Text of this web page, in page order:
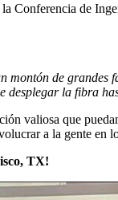
Conferencia de
de grandes
desplegar la
valiosa que
a la gente en
TX!